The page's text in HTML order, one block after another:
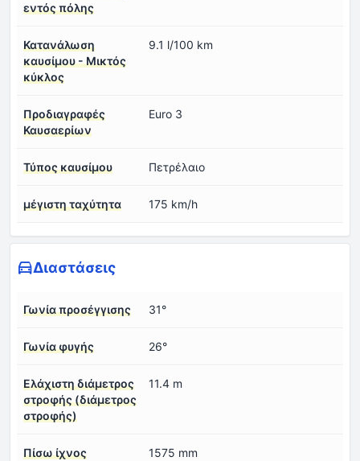
εντός πόλης
Κατανάλωση
καυσίμου - Μικτός
κύκλος
9.1 l/100 km
Προδιαγραφές
Καυσαερίων
Euro 3
Τύπος καυσίμου Πετρέλαιο
μέγιστη ταχύτητα 175 km/h
Διαστάσεις
Γωνία προσέγγισης 31°
Γωνία φυγής 26°
Ελάχιστη διάμετρος
στροφής (διάμετρος
στροφής)
11.4 m
Πίσω ίχνος 1575 mm